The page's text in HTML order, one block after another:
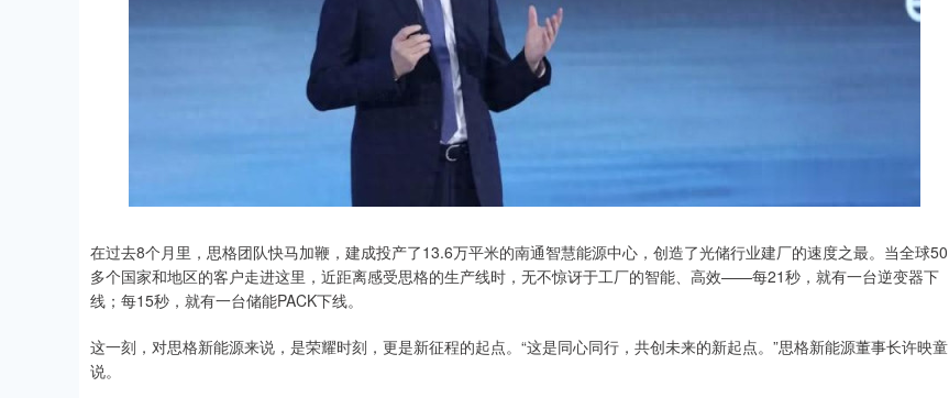
在过去8个月里，思格团队快马加鞭，建成投产了13.6万平米的南通智慧能源中心，创造了光储行业建厂的速度之最。当全球50
多个国家和地区的客户走进这里，近距离感受思格的生产线时，无不惊讶于工厂的智能、高效——每21秒，就有一台逆变器下
线；每15秒，就有一台储能PACK下线。
这一刻，对思格新能源来说，是荣耀时刻，更是新征程的起点。“这是同心同行，共创未来的新起点。”思格新能源董事长许映童
说。